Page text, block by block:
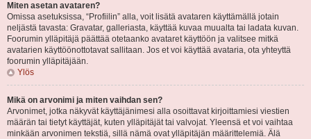
Miten asetan avataren?
Omissa asetuksissa, “Profiilin” alla, voit lisätä avataren käyttämällä jotain
neljästä tavasta: Gravatar, galleriasta, käyttää kuvaa muualta tai ladata kuvan.
Foorumin ylläpitäjä päättää otetaanko avataret käyttöön ja valitsee mitkä
avatarien käyttöönottotavat sallitaan. Jos et voi käyttää avataria, ota yhteyttä
foorumin ylläpitäjään.
Ylös
Mikä on arvonimi ja miten vaihdan sen?
Arvonimet, jotka näkyvät käyttäjänimesi alla osoittavat kirjoittamiesi viestien
määrän tai tietyt käyttäjät, kuten ylläpitäjät tai valvojat. Yleensä et voi vaihtaa
minkään arvonimen tekstiä, sillä nämä ovat ylläpitäjän määrittelemiä. Älä